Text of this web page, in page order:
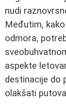
nudi
Međutim,
odmora,
aspekte
destinacije do
olakšati